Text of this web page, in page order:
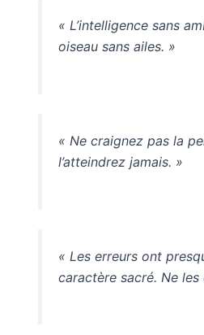
« L’intelligence sans
oiseau sans ailes. »
« Ne craignez pas la
l’atteindrez jamais. »
« Les erreurs ont
caractère sacré. Ne